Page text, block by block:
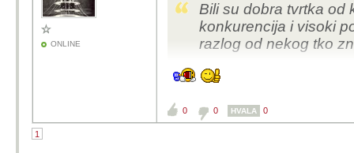
ONLINE
Bili su dobra tvrtka od
konkurencija i visoki
razlog od nekog tko
0 0 HVALA 0
1